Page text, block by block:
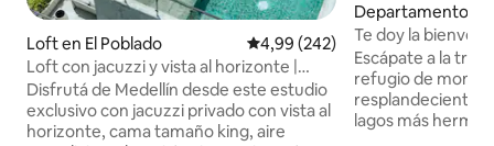
Loft en El Poblado Calificación promedio: 4,99 de
4,99 (242)
Loft con jacuzzi y vista al horizonte |
Ubicación privilegiada en Provenza
Disfrutá de Medellín desde este estudio
exclusivo con jacuzzi privado con vista al
horizonte, cama tamaño king, aire
Departamento en
Te doy la
en Montecielo
Escápate a la
refugio de
resplandecientes
lagos más